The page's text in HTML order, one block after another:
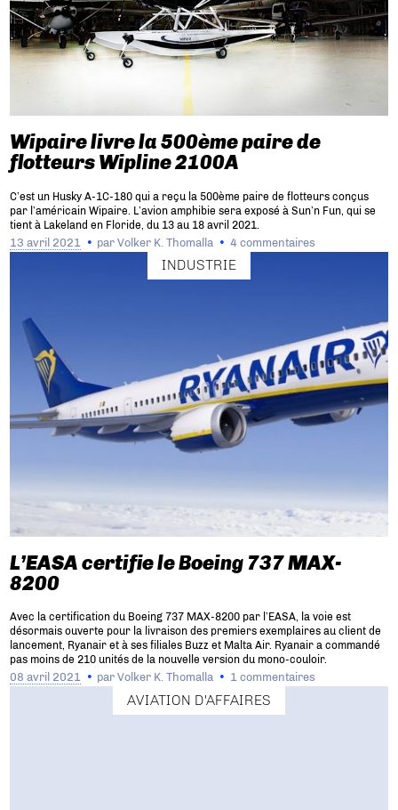
Wipaire livre la 500ème paire de
flotteurs Wipline 2100A
C’est un Husky A-1C-180 qui a reçu la 500ème paire de flotteurs conçus
par l’américain Wipaire. L’avion amphibie sera exposé à Sun’n Fun, qui se
tient à Lakeland en Floride, du 13 au 18 avril 2021.
13 avril 2021 parVolker K. Thomalla 4 commentaires
INDUSTRIE
L’EASA certifie le Boeing 737 MAX-
8200
Avec la certification du Boeing 737 MAX-8200 par l’EASA, la voie est
désormais ouverte pour la livraison des premiers exemplaires au client de
lancement, Ryanair et à ses filiales Buzz et Malta Air. Ryanair a commandé
pas moins de 210 unités de la nouvelle version du mono-couloir.
08 avril 2021 parVolker K. Thomalla 1 commentaires
AVIATION D'AFFAIRES